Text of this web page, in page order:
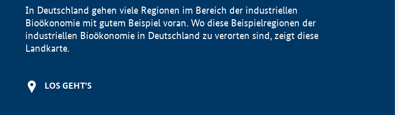
In Deutschland gehen viele Regionen im Bereich der industriellen
Bioökonomie mit gutem Beispiel voran. Wo diese Beispielregionen der
industriellen Bioökonomie in Deutschland zu verorten sind, zeigt diese
Landkarte.
LOS GEHT'S